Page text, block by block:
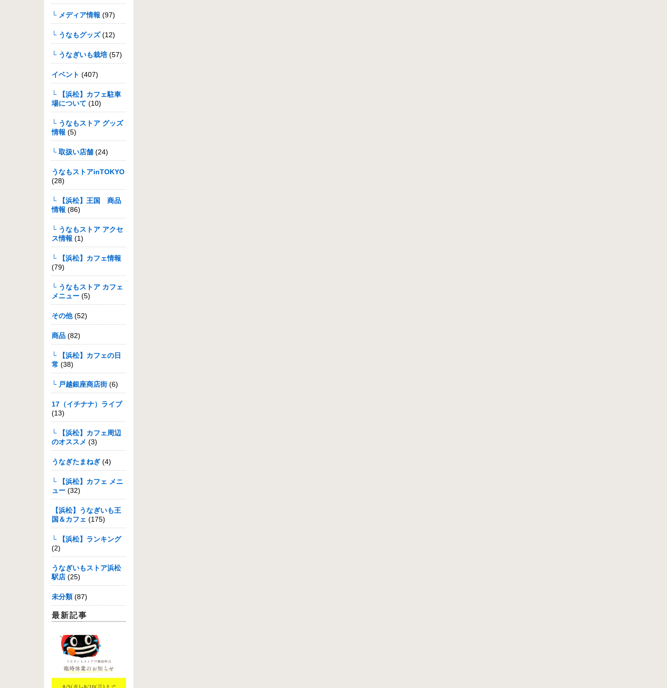
└ メディア情報 (97)
└ うなもグッズ(12)
└ うなぎいも栽培(57)
イベント (407)
└ 【浜松】カフェ駐車
場について (10)
└ うなもストア グッズ
情報 (5)
└ 取扱い店舗 (24)
うなもストアinTOKYO
(28)
└ 【浜松】王国 商品
情報 (86)
└ うなもストア アクセ
ス情報 (1)
└ 【浜松】カフェ情報
(79)
└ うなもストア カフェ
メニュー (5)
その他(52)
商品 (82)
└ 【浜松】カフェの日
常 (38)
└ 戸越銀座商店街(6)
17（イチナナ）ライブ
(13)
└ 【浜松】カフェ周辺
のオススメ (3)
うなぎたまねぎ (4)
└ 【浜松】カフェ メニ
ュー (32)
【浜松】うなぎいも王
国＆カフェ (175)
└ 【浜松】ランキング
(2)
うなぎいもストア浜松
駅店 (25)
未分類 (87)
最新記事